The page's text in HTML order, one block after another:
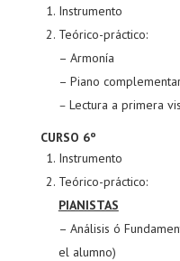
Instrumento
Teórico-práctico:
– Armonía
– Piano
– Lectura a primera
CURSO 6º
Instrumento
Teórico-práctico:
PIANISTAS
– Análisis ó
el alumno)